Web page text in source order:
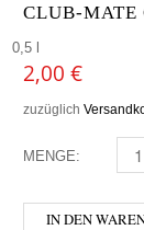
CLUB-MATE
0,5 l
2,00 €
zuzüglich
MENGE:
IN DEN